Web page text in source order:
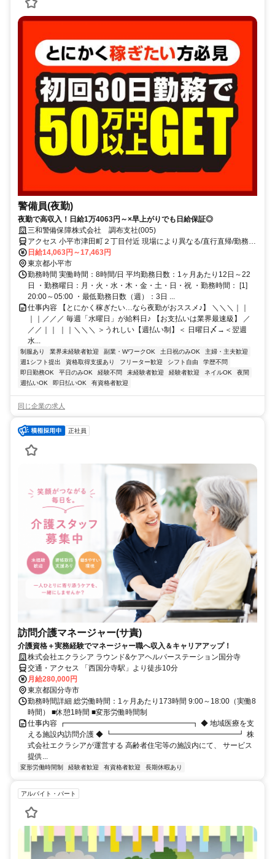
警備員(夜勤)
夜勤で高収入！日給1万4063円～×早上がりでも日給保証◎
三和警備保障株式会社 調布支社(005)
アクセス 小平市津田町２丁目付近 現場により異なる/直行直帰/勤務地
相談可 ■週3日～■電話面接■即日勤務
日給14,063円～17,463円
東京都小平市
勤務時間 実働時間：8時間/日 平均勤務日数：1ヶ月あたり12日～22
日 ・勤務曜日：月・火・水・木・金・土・日・祝 ・勤務時間： [1]
20:00～05:00 ・最低勤務日数（週）：3日 ...
仕事内容 【とにかく稼ぎたい…なら夜勤がおススメ♪】 ＼＼＼｜｜
｜｜／／／ 毎週「水曜日」が給料日♪ 【お支払いは業界最速級】 ／
／／｜｜ ｜｜＼＼＼ ＞うれしい【週払い制】＜ 日曜日〆→＜翌週
水...
制服あり 業界未経験者歓迎 副業・WワークOK 土日祝のみOK
主婦・主夫歓迎
週1シフト提出
資格取得支援あり フリーター歓迎 シフト自由
学歴不問
即日勤務OK
平日のみOK 経験不問 未経験者歓迎 経験者歓迎 ネイルOK
夜間
週払いOK
即日払いOK 有資格者歓迎
同じ企業の求人
正社員
訪問介護マネージャー(サ責)
介護資格＋実務経験でマネージャー職へ収入＆キャリアアップ！
株式会社エクラシア ラウンド&ケアヘルパーステーション国分寺
交通・アクセス 「西国分寺駅」より徒歩10分
月給280,000円
東京都国分寺市
勤務時間詳細 総労働時間：1ヶ月あたり173時間 9:00～18:00（実働8
時間） ■休憩1時間 ■変形労働時間制
仕事内容 ┏━━━━━━━━━━━━━━━━━┓ ◆ 地域医療を支
える施設内訪問介護 ◆ ┗━━━━━━━━━━━━━━━━━┛ 株
式会社エクラシアが運営する 高齢者住宅等の施設内にて、 サービス
提供...
変形労働時間制 経験者歓迎 有資格者歓迎 長期休暇あり
アルバイト・パート